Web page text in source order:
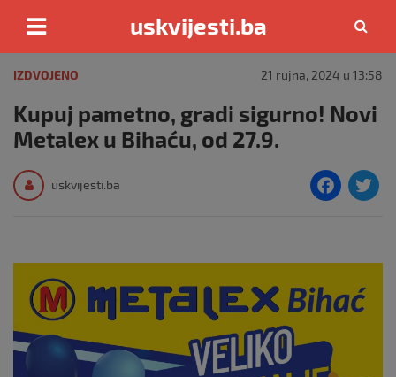
content
uskvijesti.ba
IZDVOJENO 21 rujna, 2024 u 13:58
Kupuj pametno, gradi sigurno! Novi
Metalex u Bihaću, od 27.9.
uskvijesti.ba
F
e
b